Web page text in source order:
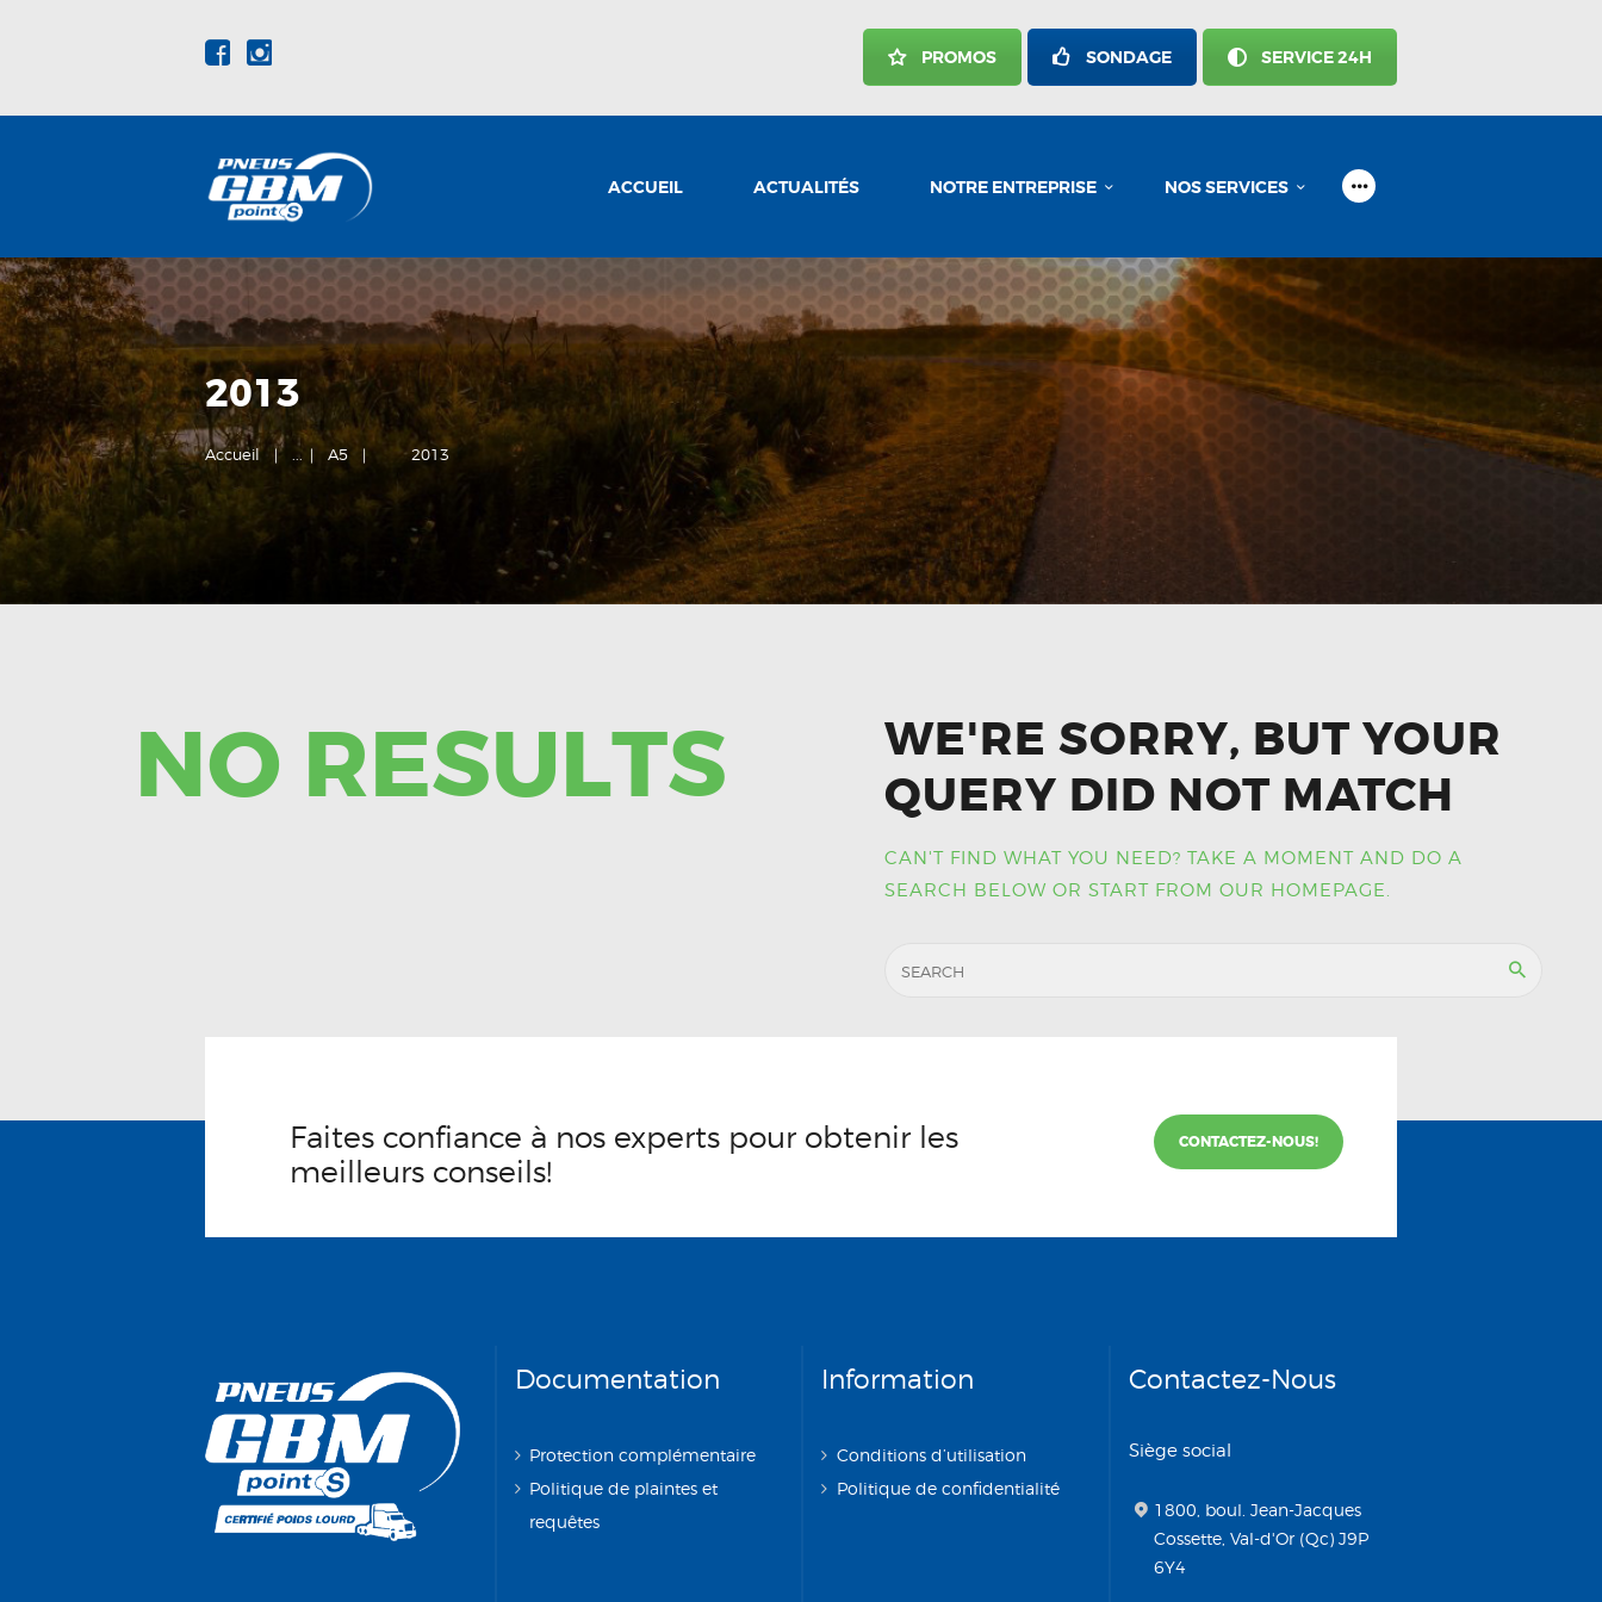
PROMOS SONDAGE SERVICE 24H
ACCUEIL ACTUALITÉS NOTRE ENTREPRISE NOS SERVICES
2013
Accueil ... A5 2013
NOTRE ENTREPRISE
CARRIÈRES
NO RESULTS
WE'RE SORRY, BUT YOUR
QUERY DID NOT MATCH
CAN'T FIND WHAT YOU NEED? TAKE A MOMENT AND DO A
SEARCH BELOW OR START FROM OUR HOMEPAGE.
Faites confiance à nos experts pour obtenir les
meilleurs conseils!
CONTACTEZ-NOUS!
Documentation
Protection complémentaire
Politique de plaintes et
requêtes
Information
Conditions d’utilisation
Politique de confidentialité
Contactez-Nous
Siège social
1800, boul. Jean-Jacques
Cossette, Val-d'Or (Qc) J9P
6Y4